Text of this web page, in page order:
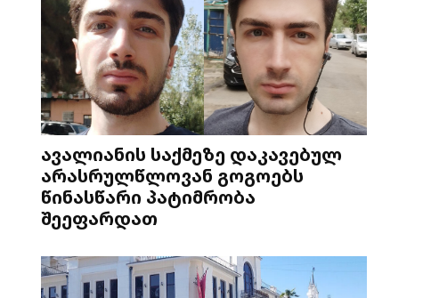
ავალიანის საქმეზე დაკავებულ
არასრულწლოვან გოგოებს
წინასწარი პატიმრობა
შეეფარდათ